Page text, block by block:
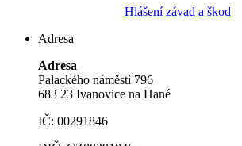
Hlášení závad a škod
Adresa
Adresa
Palackého náměstí 796
683 23 Ivanovice na Hané
IČ: 00291846